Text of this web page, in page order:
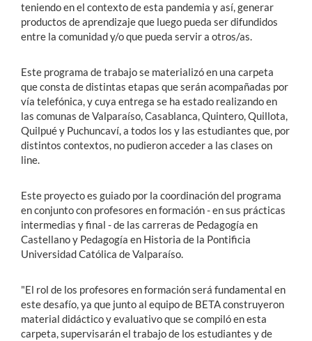
teniendo en el contexto de esta pandemia y así, generar
productos de aprendizaje que luego pueda ser difundidos
entre la comunidad y/o que pueda servir a otros/as.
Este programa de trabajo se materializó en una carpeta
que consta de distintas etapas que serán acompañadas por
vía telefónica, y cuya entrega se ha estado realizando en
las comunas de Valparaíso, Casablanca, Quintero, Quillota,
Quilpué y Puchuncaví, a todos los y las estudiantes que, por
distintos contextos, no pudieron acceder a las clases on
line.
Este proyecto es guiado por la coordinación del programa
en conjunto con profesores en formación - en sus prácticas
intermedias y final - de las carreras de Pedagogía en
Castellano y Pedagogía en Historia de la Pontificia
Universidad Católica de Valparaíso.
"El rol de los profesores en formación será fundamental en
este desafío, ya que junto al equipo de BETA construyeron
material didáctico y evaluativo que se compiló en esta
carpeta, supervisarán el trabajo de los estudiantes y de